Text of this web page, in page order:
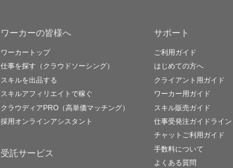
ワーカーの皆様へ
ワーカートップ
仕事を探す（クラウドソーシング）
スキルを出品する
スキルアフィリエイトで稼ぐ
クラウディアPRO（高単価マッチング）
採用オンラインアシスタント
受託サービス
サポート
ご利用ガイド
はじめての方へ
クライアント用ガイド
ワーカー用ガイド
スキル販売ガイド
仕事受発注ガイドライン
チャットご利用ガイド
手数料について
よくある質問